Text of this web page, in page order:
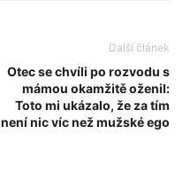
Další článek
Otec se chvíli po rozvodu s
mámou okamžitě oženil:
Toto mi ukázalo, že za tím
není nic víc než mužské ego